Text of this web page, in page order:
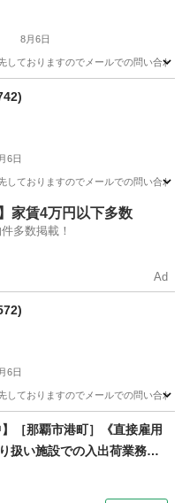
8月6日
ておりますのでメールでの問い合
6日
ておりますのでメールでの問い合
家賃4万円以下多数
多数掲載！
Ad
6日
ておりますのでメールでの問い合
】［那覇市港町］《直接雇用
扱い施設での入出荷業務／
駐車場完備